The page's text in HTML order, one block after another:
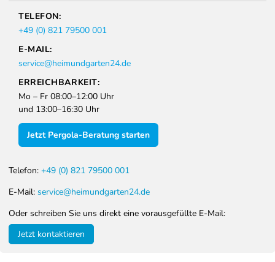
TELEFON:
+49 (0) 821 79500 001
E-MAIL:
service@heimundgarten24.de
ERREICHBARKEIT:
Mo – Fr 08:00–12:00 Uhr
und 13:00–16:30 Uhr
Jetzt Pergola-Beratung starten
Telefon: +49 (0) 821 79500 001
E-Mail: service@heimundgarten24.de
Oder schreiben Sie uns direkt eine vorausgefüllte E-Mail:
Jetzt kontaktieren